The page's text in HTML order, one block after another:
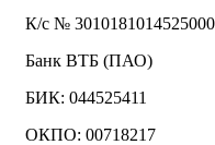
К/с №
Банк ВТБ (ПАО)
БИК: 044525411
ОКПО: 00718217